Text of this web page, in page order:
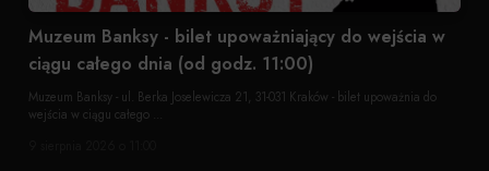
Muzeum Banksy - bilet upoważniający do wejścia w
ciągu całego dnia (od godz. 11:00)
Muzeum Banksy - ul. Berka Joselewicza 21, 31-031 Kraków - bilet upoważnia do
wejścia w ciągu całego ...